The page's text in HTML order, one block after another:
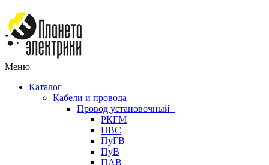
Меню
Каталог
Кабели и провода
Провод установочный
РКГМ
ПВС
ПуГВ
ПуВ
ПАВ